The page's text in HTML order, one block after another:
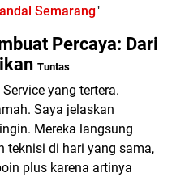
Semarang"
Percaya: Dari
Tuntas
yang tertera.
. Saya jelaskan
Mereka langsung
teknisi di hari yang sama,
plus karena artinya